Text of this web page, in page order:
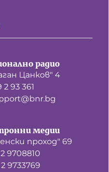
радио
Цанков" 4
93 361
медии
проход" 69
9708810
9733769